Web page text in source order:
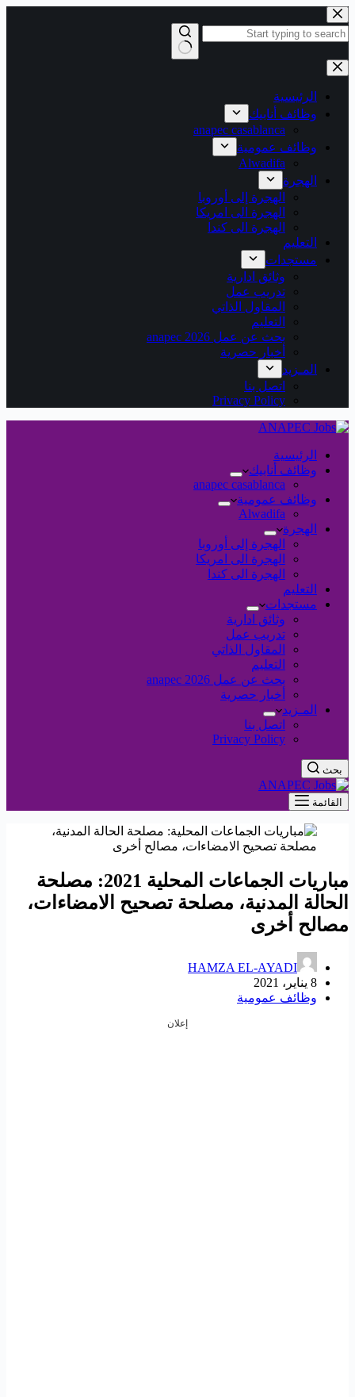
التجاوز
إلى
المحتوى
نتائج
الرئيسية
وظائف أنابيك
anapec casablanca
وظائف عمومية
Alwadifa
الهجرة
الهجرة إلى أوروبا
الهجرة الى امريكا
الهجرة الى كندا
التعليم
مستجدات
وثائق ادارية
تدريب عمل
المقاول الذاتي
التعليم
بحث عن عمل 2026 anapec
أخبار حصرية
المـزيد
اتصل بنا
Privacy Policy
الرئيسية
وظائف أنابيك
anapec casablanca
وظائف عمومية
Alwadifa
الهجرة
الهجرة إلى أوروبا
الهجرة الى امريكا
الهجرة الى كندا
التعليم
مستجدات
وثائق ادارية
تدريب عمل
المقاول الذاتي
التعليم
بحث عن عمل 2026 anapec
أخبار حصرية
المـزيد
اتصل بنا
Privacy Policy
بحث
القائمة
مباريات الجماعات المحلية 2021: مصلحة
الحالة المدنية، مصلحة تصحيح الامضاءات،
مصالح أخرى
HAMZA EL-AYADI
8 يناير، 2021
وظائف عمومية
إعلان